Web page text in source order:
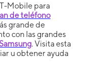
Mobile para
de teléfono
grande de
con las grandes
. Visita esta
u obtener ayuda